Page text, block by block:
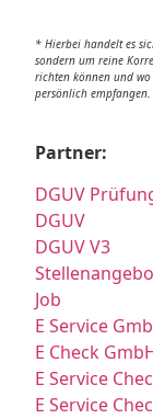
* Hierbei handelt es
sondern um reine
richten können und
persönlich empfangen.
Partner:
DGUV
DGUV
DGUV V3
Job
E Service
E Check
E Service
E Service